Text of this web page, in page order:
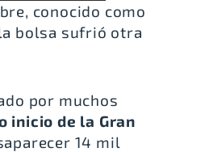
conocido como
bolsa sufrió otra
por muchos
inicio de la Gran
14 mil